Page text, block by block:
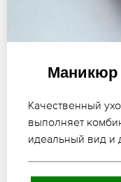
Маникюр
Качественный
выполняет
идеальный вид и